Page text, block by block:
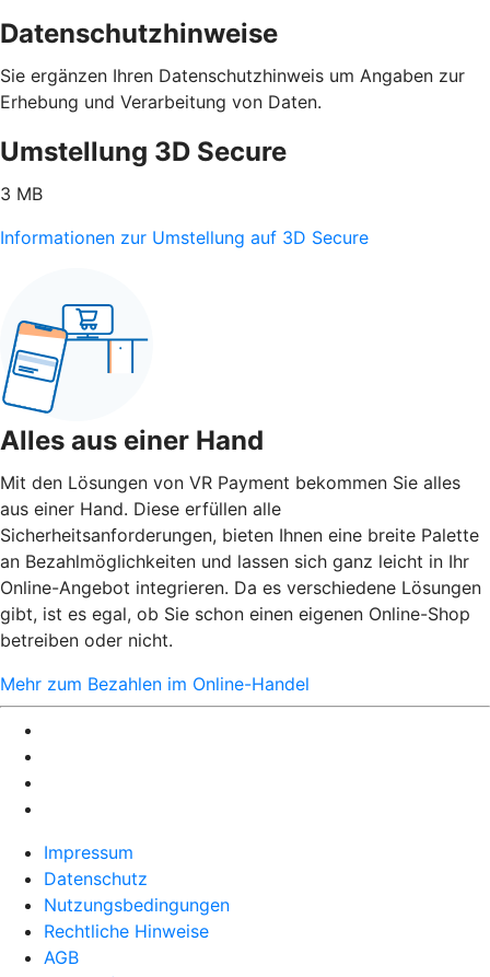
Datenschutzhinweise
Sie ergänzen Ihren Datenschutzhinweis um Angaben zur
Erhebung und Verarbeitung von Daten.
Umstellung 3D Secure
3 MB
Informationen zur Umstellung auf 3D Secure
Alles aus einer Hand
Mit den Lösungen von VR Payment bekommen Sie alles
aus einer Hand. Diese erfüllen alle
Sicherheitsanforderungen, bieten Ihnen eine breite Palette
an Bezahlmöglichkeiten und lassen sich ganz leicht in Ihr
Online-Angebot integrieren. Da es verschiedene Lösungen
gibt, ist es egal, ob Sie schon einen eigenen Online-Shop
betreiben oder nicht.
Mehr zum Bezahlen im Online-Handel
Impressum
Datenschutz
Nutzungsbedingungen
Rechtliche Hinweise
AGB